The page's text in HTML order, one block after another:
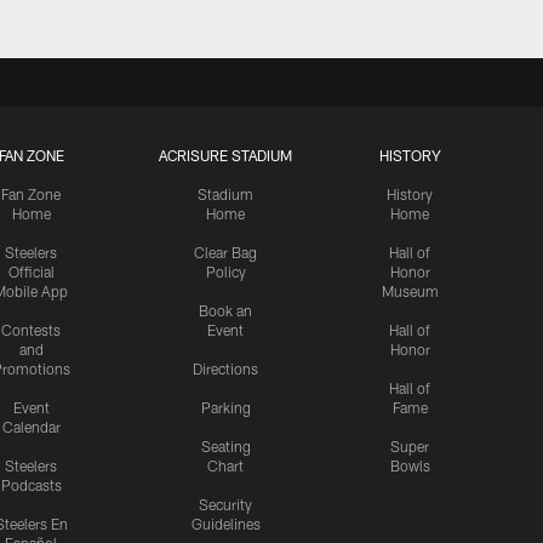
FAN ZONE
Fan Zone
Home
Steelers
Official
App
Contests
and
Event
Calendar
Steelers
Podcasts
En
ACRISURE STADIUM
Stadium
Home
Clear Bag
Policy
Book an
Event
Directions
Parking
Seating
Chart
Security
Guidelines
HISTORY
History
Home
Hall of
Honor
Museum
Hall of
Honor
Hall of
Fame
Super
Bowls